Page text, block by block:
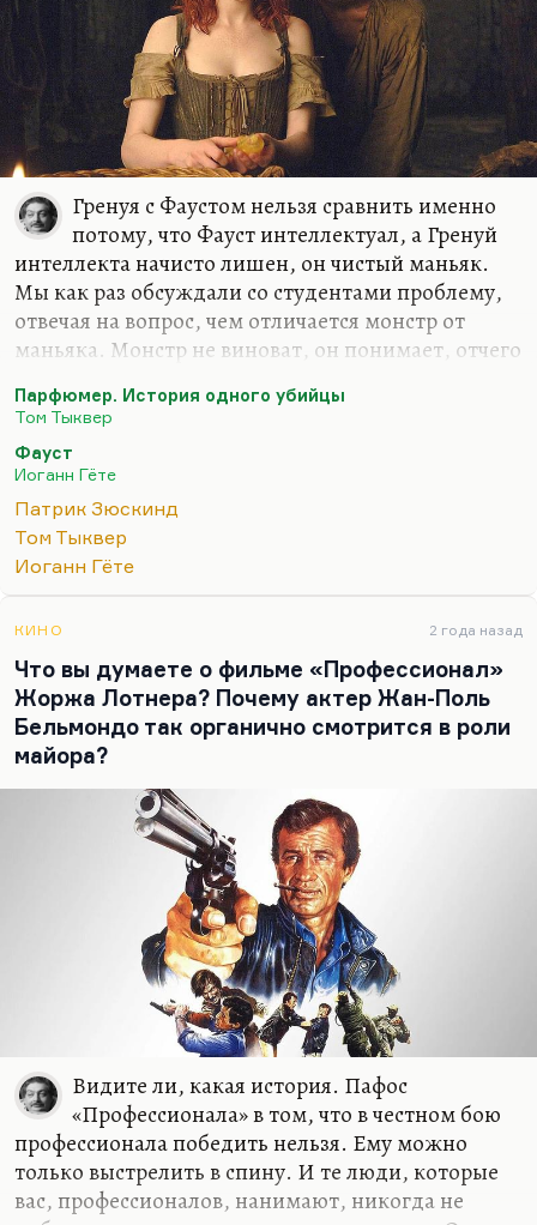
Гренуя с Фаустом нельзя сравнить именно
потому, что Фауст интеллектуал, а Гренуй
интеллекта начисто лишен, он чистый маньяк.
Мы как раз обсуждали со студентами проблему,
отвечая на вопрос, чем отличается монстр от
маньяка. Монстр не виноват, он понимает, отчего
Франкенштейна. Мозг – такая же его жертва.
Маньяк понимает, что он делает. Более того, он
способен дать отчет в своих действиях (как
Ну а что касается Гренуя, то это интуитивный
гений, стихийный, сам он запаха лишен, но
художника, как говорят некоторые. Другие
эмпатии. По-разному, это…
Парфюмер. История одного убийцы
Том Тыквер
Фауст
Иоганн Гёте
Патрик Зюскинд
Том Тыквер
Иоганн Гёте
КИНО 2 года назад
Что вы думаете о фильме «Профессионал»
Жоржа Лотнера? Почему актер Жан-Поль
Бельмондо так органично смотрится в роли
майора?
Видите ли, какая история. Пафос
«Профессионала» в том, что в честном бою
профессионала победить нельзя. Ему можно
только выстрелить в спину. И те люди, которые
вас, профессионалов, нанимают, никогда не